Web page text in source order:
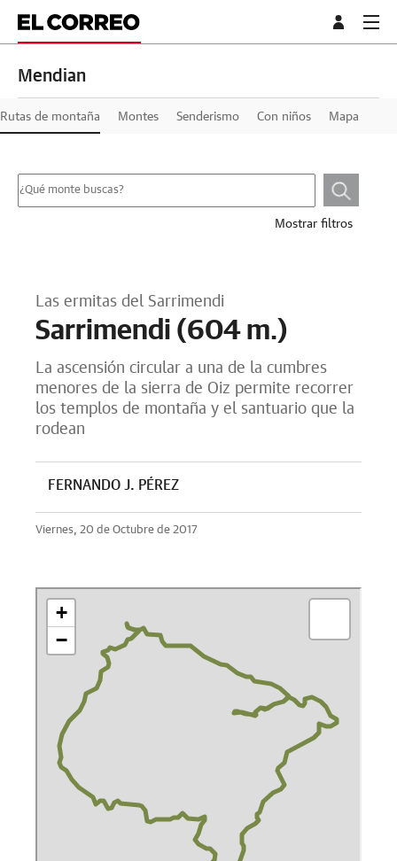
Mendian
Rutas de montaña Montes Senderismo Con niños Mapa
Mostrar filtros
Las ermitas del Sarrimendi
Sarrimendi (604 m.)
La ascensión circular a una de la cumbres
menores de la sierra de Oiz permite recorrer
los templos de montaña y el santuario que la
rodean
FERNANDO J. PÉREZ
Viernes, 20 de Octubre de 2017